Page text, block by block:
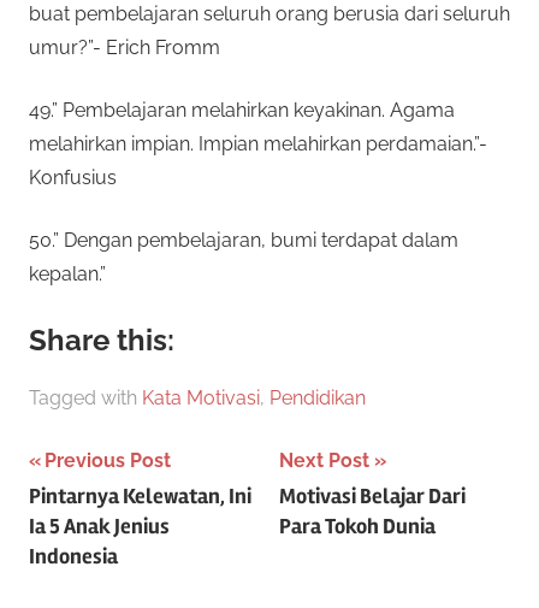
buat pembelajaran seluruh orang berusia dari seluruh
umur?”- Erich Fromm
49.” Pembelajaran melahirkan keyakinan. Agama
melahirkan impian. Impian melahirkan perdamaian.”-
Konfusius
50.” Dengan pembelajaran, bumi terdapat dalam
kepalan.”
Share this:
Tagged with Kata Motivasi, Pendidikan
Post
navigation
Previous Post
Pintarnya Kelewatan, Ini
Ia 5 Anak Jenius
Indonesia
Next Post
Motivasi Belajar Dari
Para Tokoh Dunia